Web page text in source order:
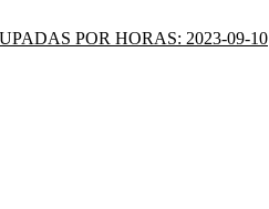
POR HORAS: 2023-09-10